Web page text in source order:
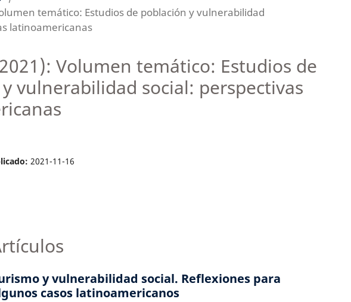
temático: Estudios de población y vulnerabilidad
latinoamericanas
Volumen temático: Estudios de
vulnerabilidad social: perspectivas
2021-11-16
y vulnerabilidad social. Reflexiones para
casos latinoamericanos